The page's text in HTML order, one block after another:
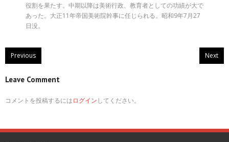
役割を果たす。中期以降は美術行政、教育者としての功績が大で
あった。大正11年帝国美術院幹事に任じられる。昭和9年7月27
日没。
Previous Next
Leave Comment
コメントを投稿するにはログインしてください。